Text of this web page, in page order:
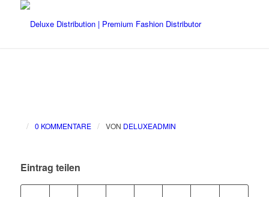
/ 0 KOMMENTARE / VON DELUXEADMIN
Eintrag teilen